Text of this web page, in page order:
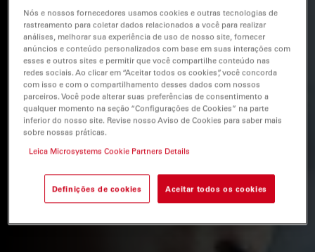
Nós e nossos fornecedores usamos cookies e outras tecnologias de
rastreamento para coletar dados relacionados a você para realizar
análises, melhorar sua experiência de uso de nosso site, fornecer
anúncios e conteúdo personalizados com base em suas interações com
esses e outros sites e permitir que você compartilhe conteúdo nas
redes sociais. Ao clicar em “Aceitar todos os cookies”, você concorda
com isso e com o compartilhamento desses dados com nossos
parceiros. Você pode alterar suas preferências de consentimento a
qualquer momento na seção “Configurações de Cookies” na parte
inferior do nosso site. Revise nosso Aviso de Cookies para saber mais
sobre nossas práticas.
Leica Microsystems Cookie Partners Details
Definições de cookies Aceitar todos os cookies